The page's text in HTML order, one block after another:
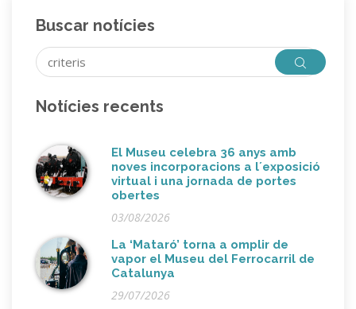
Buscar notícies
Notícies recents
El Museu celebra 36 anys amb
noves incorporacions a l´exposició
virtual i una jornada de portes
obertes
03/08/2026
La ‘Mataró’ torna a omplir de
vapor el Museu del Ferrocarril de
Catalunya
29/07/2026